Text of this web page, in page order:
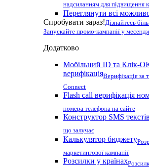
надсиланням для підвищення
Переглянути всі
Спробувати зараз!Дізнайтесь
Запускайте промо-кампанії у
Додатково
Мобільний ID та Клік-
верифікаціяВерифікація за
Connect
Flash call верифікація
номера телефона на сайте
Конструктор SMS текстів
що залучає
Калькулятор бюджету
маркетингової кампанії
Розсилки у країнах